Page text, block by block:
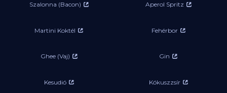
Szalonna (Bacon) Aperol Spritz
Martini Koktél Fehérbor
Ghee (Vaj) Gin
Kesudió Kókuszzsír